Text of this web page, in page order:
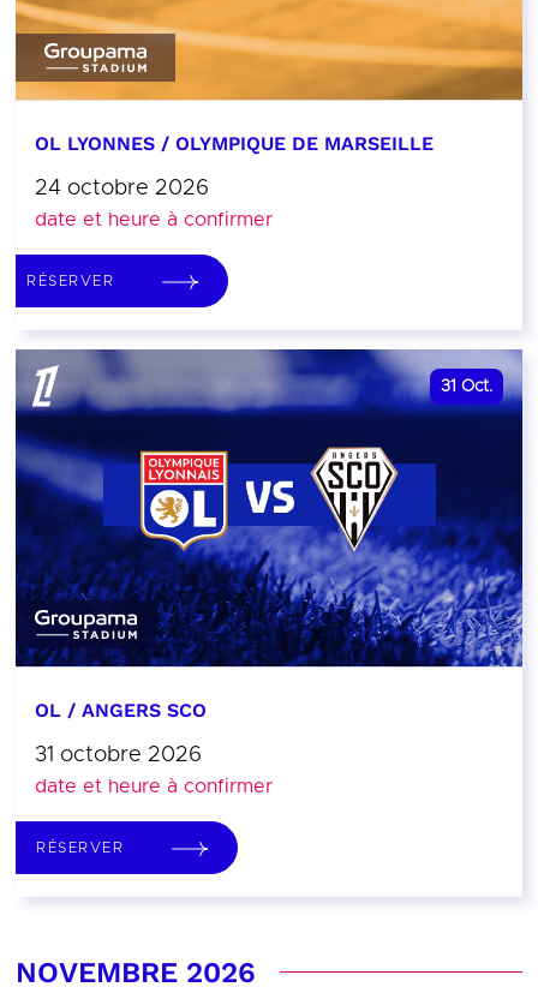
OL LYONNES / OLYMPIQUE DE MARSEILLE
24 octobre 2026
date et heure à confirmer
RÉSERVER
31 Oct.
OL / ANGERS SCO
31 octobre 2026
date et heure à confirmer
RÉSERVER
NOVEMBRE 2026